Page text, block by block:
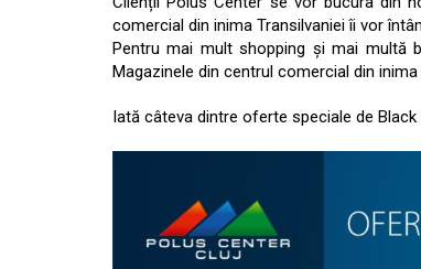
comercial din inima Transilvaniei îi vor
Pentru mai mult shopping și mai multă
Magazinele din centrul comercial din
Iată câteva dintre oferte speciale de